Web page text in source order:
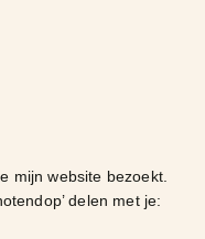
mijn website bezoekt.
delen met je: